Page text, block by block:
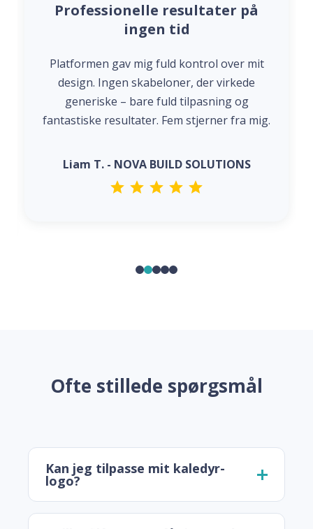
Professionelle resultater på
ingen tid
Platformen gav mig fuld kontrol over mit
design. Ingen skabeloner, der virkede
generiske – bare fuld tilpasning og
fantastiske resultater. Fem stjerner fra mig.
Liam T. - NOVA BUILD SOLUTIONS
Ofte stillede spørgsmål
Kan jeg tilpasse mit kaledyr-
logo?